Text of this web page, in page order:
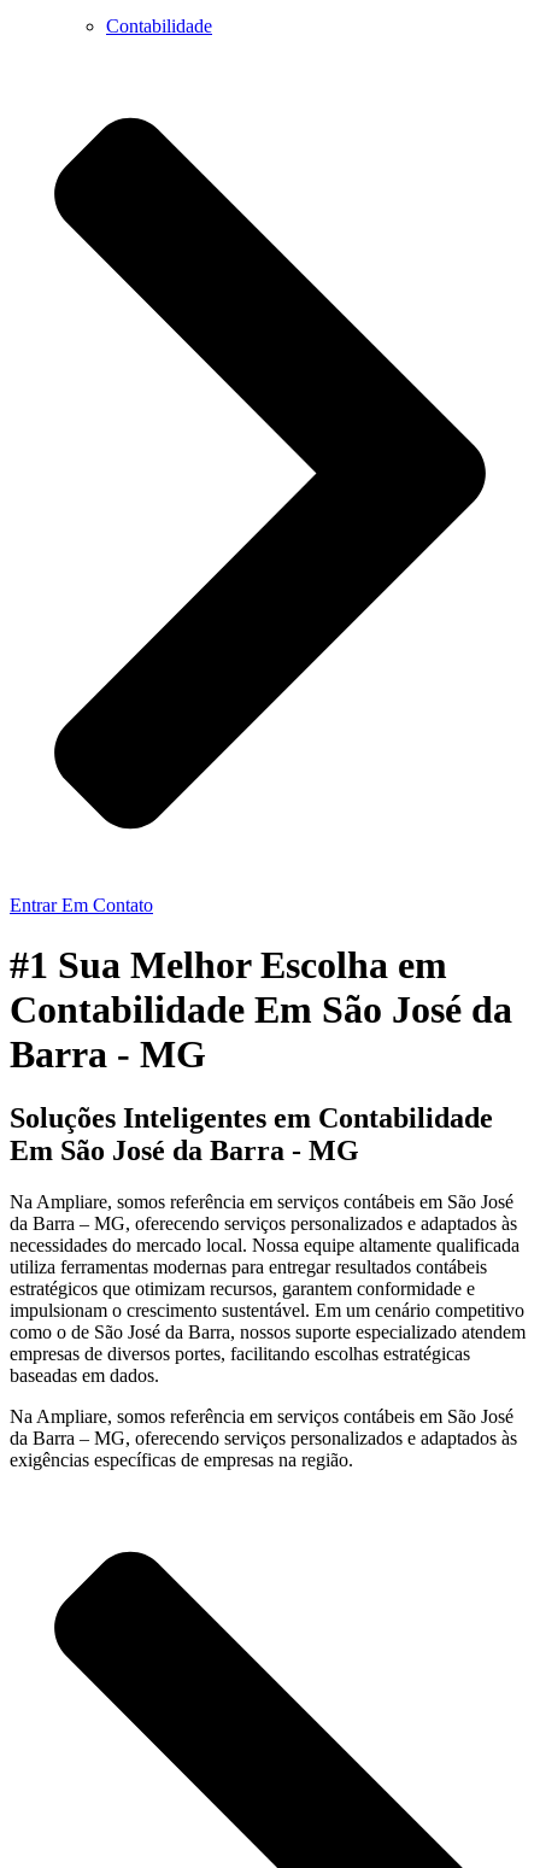
Contabilidade
Entrar Em Contato
#1 Sua Melhor Escolha em
Contabilidade Em São José da
Barra - MG
Soluções Inteligentes em Contabilidade
Em São José da Barra - MG
Na Ampliare, somos referência em serviços contábeis em São José
da Barra – MG, oferecendo serviços personalizados e adaptados às
necessidades do mercado local. Nossa equipe altamente qualificada
utiliza ferramentas modernas para entregar resultados contábeis
estratégicos que otimizam recursos, garantem conformidade e
impulsionam o crescimento sustentável. Em um cenário competitivo
como o de São José da Barra, nossos suporte especializado atendem
empresas de diversos portes, facilitando escolhas estratégicas
baseadas em dados.
Na Ampliare, somos referência em serviços contábeis em São José
da Barra – MG, oferecendo serviços personalizados e adaptados às
exigências específicas de empresas na região.